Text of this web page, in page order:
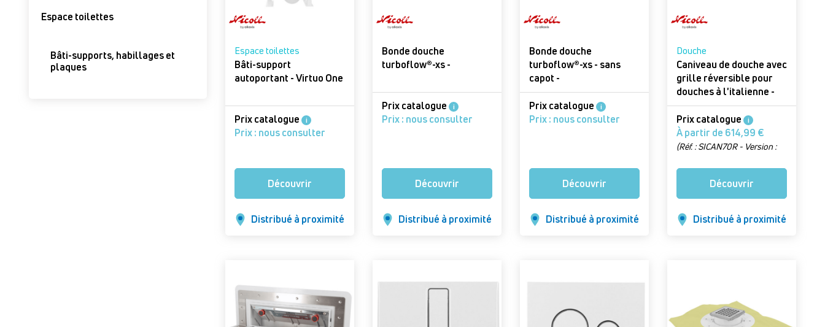
Espace toilettes
Bâti-supports, habillages et
plaques
Espace toilettes
Bâti-support
autoportant - Virtuo One
Prix catalogue i
Prix : nous consulter
Découvrir
Distribué à proximité
Bonde douche
turboflow®-xs -
Prix catalogue i
Prix : nous consulter
Découvrir
Distribué à proximité
Bonde douche
turboflow®-xs - sans
capot -
Prix catalogue i
Prix : nous consulter
Découvrir
Distribué à proximité
Douche
Caniveau de douche avec
grille réversible pour
douches à l'italienne -
Caniveau de douche
Prix catalogue
i
À partir de 614,99 €
(Réf. : SICAN70R - Version :
natte)
Découvrir
Distribué à proximité